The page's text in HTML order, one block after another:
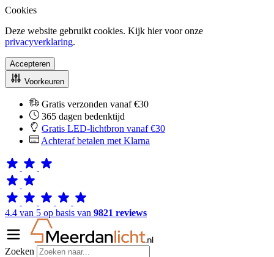
Cookies
Deze website gebruikt cookies. Kijk hier voor onze
privacyverklaring.
Accepteren
Voorkeuren
Gratis verzonden vanaf €30
365 dagen bedenktijd
Gratis LED-lichtbron vanaf €30
Achteraf betalen met Klarna
4.4 van 5 op basis van 9821 reviews
Zoeken